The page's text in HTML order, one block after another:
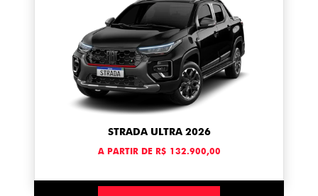
STRADA ULTRA 2026
A PARTIR DE R$ 132.900,00